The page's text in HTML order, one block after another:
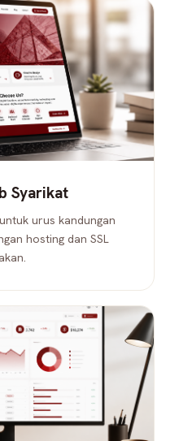
Syarikat
urus kandungan
hosting dan SSL